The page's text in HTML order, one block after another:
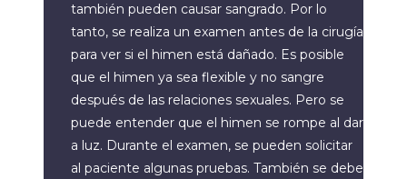
también pueden causar sangrado. Por lo
tanto, se realiza un examen antes de la cirugía
para ver si el himen está dañado. Es posible
que el himen ya sea flexible y no sangre
después de las relaciones sexuales. Pero se
puede entender que el himen se rompe al dar
a luz. Durante el examen, se pueden solicitar
al paciente algunas pruebas. También se debe